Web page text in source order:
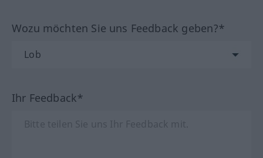
Wozu möchten Sie uns Feedback geben?*
Ihr Feedback*